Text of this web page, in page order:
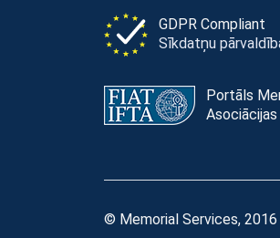
GDPR Compliant
Sīkdatņu
Portāls
© Memorial Services,